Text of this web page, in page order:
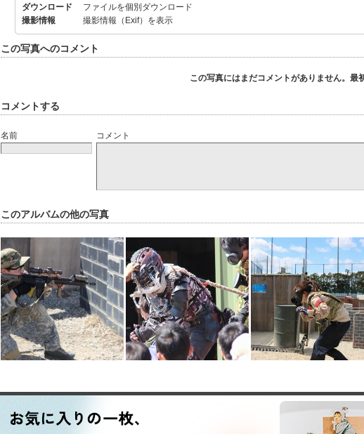
ダウンロード
ファイルを個別ダウンロード
撮影情報
撮影情報（Exif）を表示
この写真へのコメント
この写真にはまだコメントがありません。最
コメントする
名前 コメント
このアルバムの他の写真